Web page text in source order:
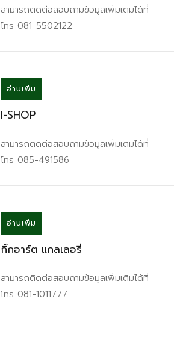
สามารถติดต่อสอบถามข้อมูลเพิ่มเติมได้ที่
โทร 081-5502122
อ่านเพิ่ม
I-SHOP
สามารถติดต่อสอบถามข้อมูลเพิ่มเติมได้ที่
โทร 085-491586
อ่านเพิ่ม
กิ๊กอาร์ต แกลเลอรี่
สามารถติดต่อสอบถามข้อมูลเพิ่มเติมได้ที่
โทร 081-1011777